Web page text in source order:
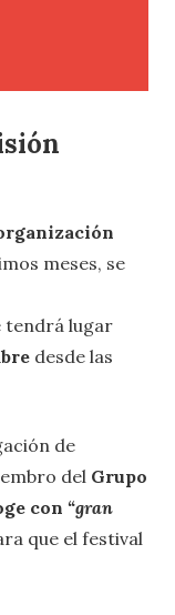
meses, se
tendrá lugar
desde las
de
del Grupo
con “gran
que el festival